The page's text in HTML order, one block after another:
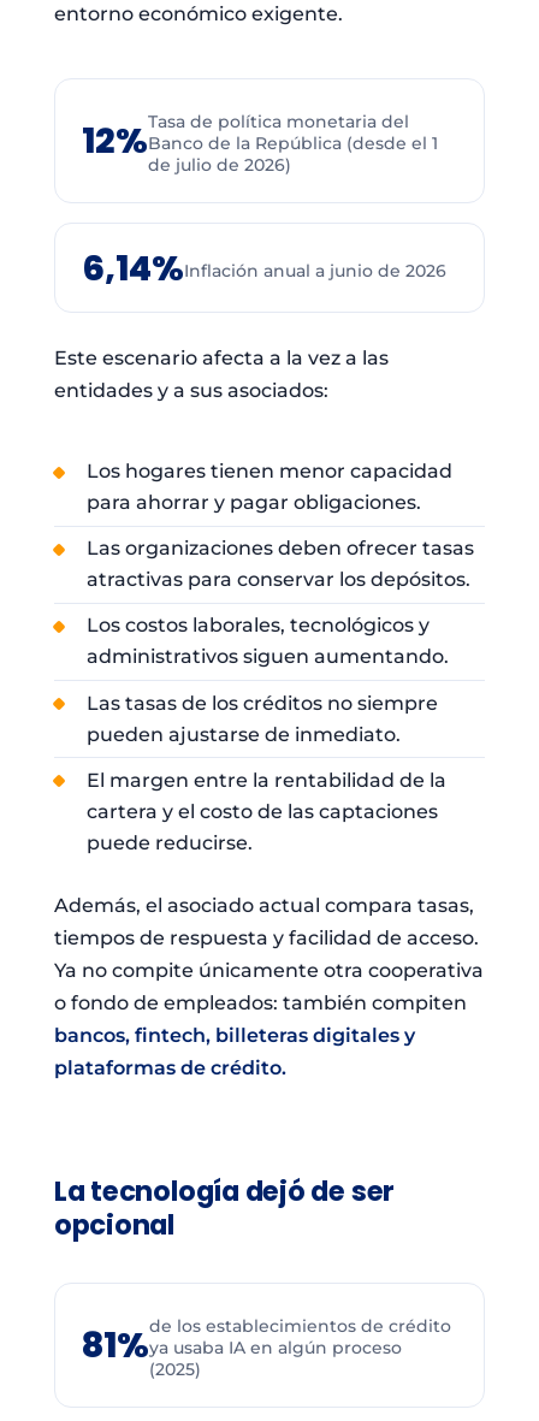
entorno económico exigente.
12%Tasa de política monetaria del
Banco de la República (desde el 1
de julio de 2026)
6,14%Inflación anual a junio de 2026
Este escenario afecta a la vez a las
entidades y a sus asociados:
Los hogares tienen menor capacidad
para ahorrar y pagar obligaciones.
Las organizaciones deben ofrecer tasas
atractivas para conservar los depósitos.
Los costos laborales, tecnológicos y
administrativos siguen aumentando.
Las tasas de los créditos no siempre
pueden ajustarse de inmediato.
El margen entre la rentabilidad de la
cartera y el costo de las captaciones
puede reducirse.
Además, el asociado actual compara tasas,
tiempos de respuesta y facilidad de acceso.
Ya no compite únicamente otra cooperativa
o fondo de empleados: también compiten
bancos, fintech, billeteras digitales y
plataformas de crédito.
La tecnología dejó de ser
opcional
81%de los establecimientos de crédito
ya usaba IA en algún proceso
(2025)